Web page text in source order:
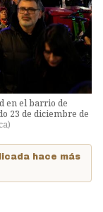
en el barrio de
23 de diciembre de
)
hace más